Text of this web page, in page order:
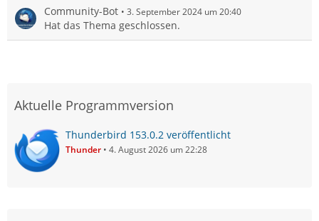
Community-Bot 3. September 2024 um 20:40
Hat das Thema geschlossen.
Aktuelle Programmversion
Thunderbird 153.0.2 veröffentlicht
Thunder 4. August 2026 um 22:28